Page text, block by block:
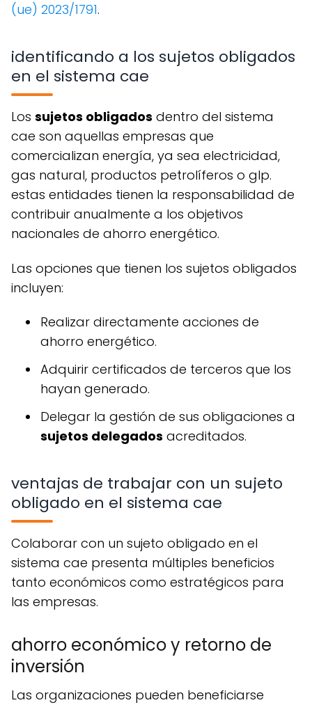
(ue) 2023/1791.
identificando a los sujetos obligados
en el sistema cae
los sujetos obligados dentro del sistema
cae son aquellas empresas que
comercializan energía, ya sea electricidad,
gas natural, productos petrolíferos o glp.
estas entidades tienen la responsabilidad de
contribuir anualmente a los objetivos
nacionales de ahorro energético.
las opciones que tienen los sujetos obligados
incluyen:
realizar directamente acciones de
ahorro energético.
adquirir certificados de terceros que los
hayan generado.
delegar la gestión de sus obligaciones a
sujetos delegados acreditados.
ventajas de trabajar con un sujeto
obligado en el sistema cae
colaborar con un sujeto obligado en el
sistema cae presenta múltiples beneficios
tanto económicos como estratégicos para
las empresas.
ahorro económico y retorno de
inversión
las organizaciones pueden beneficiarse